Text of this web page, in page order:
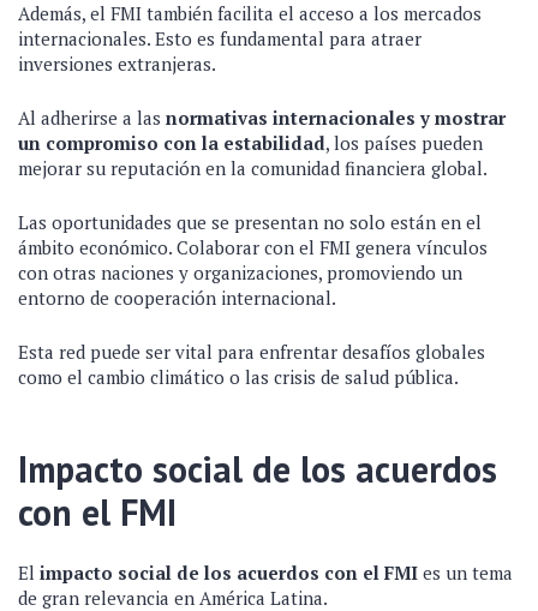
Además, el FMI también facilita el acceso a los mercados
internacionales. Esto es fundamental para atraer
inversiones extranjeras.
Al adherirse a las normativas internacionales y mostrar
un compromiso con la estabilidad, los países pueden
mejorar su reputación en la comunidad financiera global.
Las oportunidades que se presentan no solo están en el
ámbito económico. Colaborar con el FMI genera vínculos
con otras naciones y organizaciones, promoviendo un
entorno de cooperación internacional.
Esta red puede ser vital para enfrentar desafíos globales
como el cambio climático o las crisis de salud pública.
Impacto social de los acuerdos
con el FMI
El impacto social de los acuerdos con el FMI es un tema
de gran relevancia en América Latina.